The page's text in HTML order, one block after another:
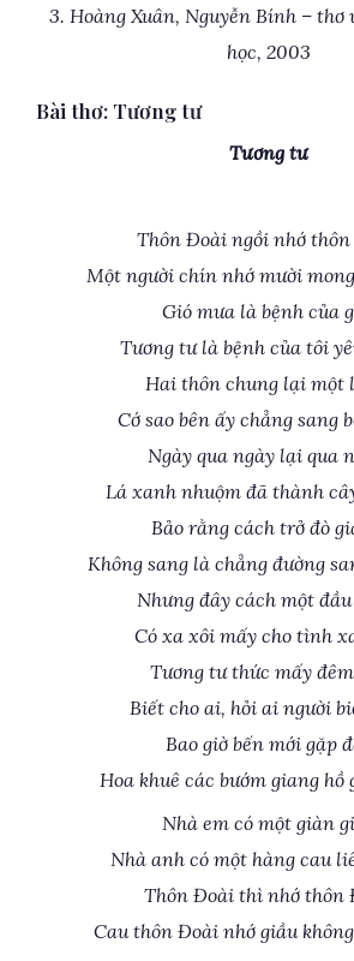
3. Hoàng Xuân, Nguyễn Bính – thơ
học, 2003
Bài thơ: Tương tư
Tương tư
Thôn Đoài ngồi nhớ
Một người chín nhớ mười
Gió mưa là bệnh của
Tương tư là bệnh của tôi
Hai thôn chung lại một
Cớ sao bên ấy chẳng sang
Ngày qua ngày lại qua
Lá xanh nhuộm đã thành
Bảo rằng cách trở đò
Không sang là chẳng đường
Nhưng đây cách một
Có xa xôi mấy cho tình
Tương tư thức mấy
Biết cho ai, hỏi ai người
Bao giờ bến mới gặp
Hoa khuê các bướm giang hồ
Nhà em có một giàn
Nhà anh có một hàng cau
Thôn Đoài thì nhớ thôn
Cau thôn Đoài nhớ giầu